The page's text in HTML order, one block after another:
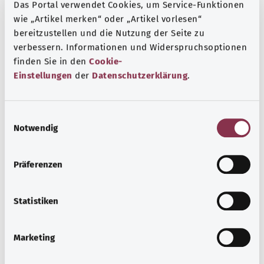
Das Portal verwendet Cookies, um Service-Funktionen
wie „Artikel merken“ oder „Artikel vorlesen“
bereitzustellen und die Nutzung der Seite zu
verbessern. Informationen und Widerspruchsoptionen
finden Sie in den Cookie-
Einstellungen der Datenschutzerklärung.
Notwendig
Präferenzen
Statistiken
Marketing
Hirnaneurysma
Ein Hirnaneurysma ist eine Ausbuchtung einer
Schlagader im Gehirn. Oft bleibt das unbemerkt und
einer lebensbedrohlichen Hirnblutung.
Mehr erfahren